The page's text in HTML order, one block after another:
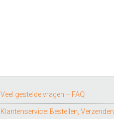
Veel gestelde vragen – FAQ
Klantenservice: Bestellen, Verzenden